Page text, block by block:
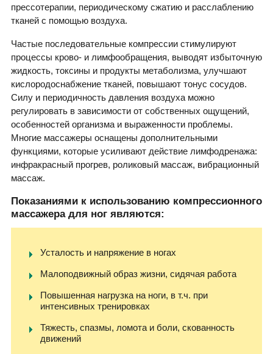
прессотерапии, периодическому сжатию и расслаблению
тканей с помощью воздуха.
Частые последовательные компрессии стимулируют
процессы крово- и лимфообращения, выводят избыточную
жидкость, токсины и продукты метаболизма, улучшают
кислородоснабжение тканей, повышают тонус сосудов.
Силу и периодичность давления воздуха можно
регулировать в зависимости от собственных ощущений,
особенностей организма и выраженности проблемы.
Многие массажеры оснащены дополнительными
функциями, которые усиливают действие лимфодренажа:
инфракрасный прогрев, роликовый массаж, вибрационный
массаж.
Показаниями к использованию компрессионного
массажера для ног являются:
Усталость и напряжение в ногах
Малоподвижный образ жизни, сидячая работа
Повышенная нагрузка на ноги, в т.ч. при
интенсивных тренировках
Тяжесть, спазмы, ломота и боли, скованность
движений